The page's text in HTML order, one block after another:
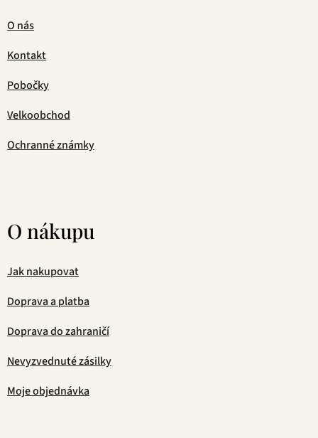
O nás
Kontakt
Pobočky
Velkoobchod
Ochranné známky
O nákupu
Jak nakupovat
Doprava a platba
Doprava do zahraničí
Nevyzvednuté zásilky
Moje objednávka